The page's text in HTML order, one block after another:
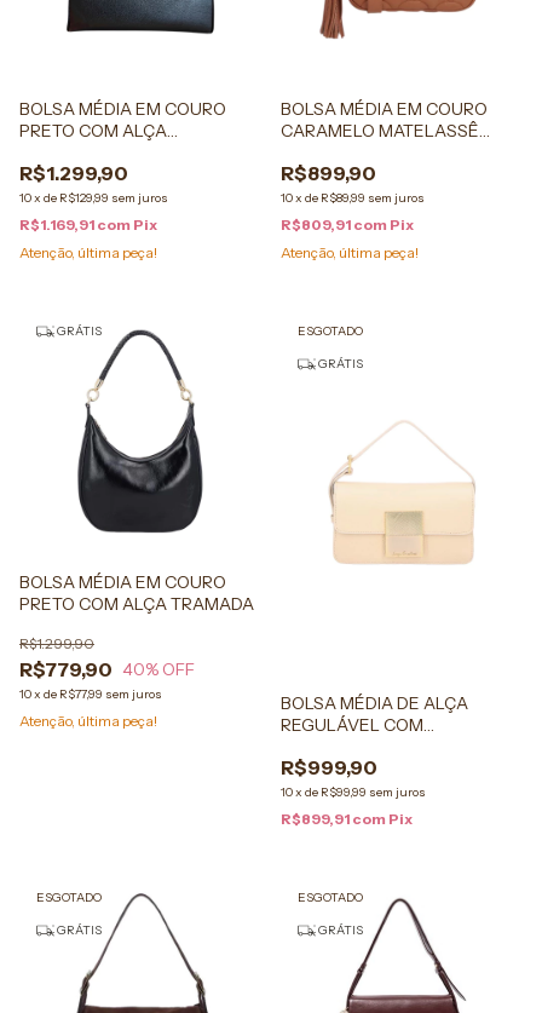
BOLSA MÉDIA EM COURO
PRETO COM ALÇA
R$1.299,90
10x de R$129,99 sem juros
R$1.169,91 com Pix
Atenção, última peça!
BOLSA MÉDIA EM COURO
CARAMELO MATELASSÊ
R$899,90
10x de R$89,99 sem juros
R$809,91 com Pix
Atenção, última peça!
GRÁTIS
BOLSA MÉDIA EM COURO
PRETO COM ALÇA TRAMADA
R$779,90
R$1.299,90
40% OFF
10x de R$77,99 sem juros
Atenção, última peça!
ESGOTADO
GRÁTIS
BOLSA MÉDIA DE ALÇA
REGULÁVEL COM
EM COURO BEGE NATA
R$999,90
10x de R$99,99 sem juros
R$899,91 com Pix
ESGOTADO
GRÁTIS
ESGOTADO
GRÁTIS